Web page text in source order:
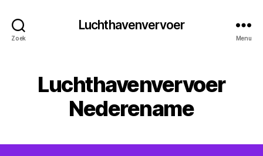
Zoek
Luchthavenvervoer
Menu
Luchthavenvervoer
Nederename